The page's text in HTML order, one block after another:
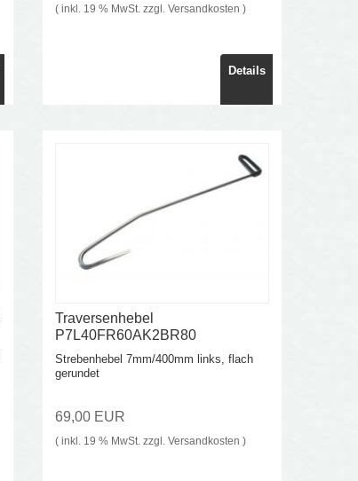
( inkl. 19 % MwSt. zzgl.Versandkosten )
Details
Traversenhebel
P7L40FR60AK2BR80
Strebenhebel 7mm/400mm links, flach
gerundet
69,00 EUR
( inkl. 19 % MwSt. zzgl.Versandkosten )